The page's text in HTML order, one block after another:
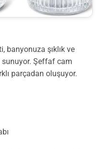
banyonuza şıklık ve
Şeffaf cam
parçadan oluşuyor.